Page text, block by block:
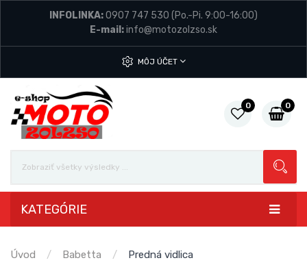
INFOLINKA:0907 747 530 (Po.-Pi. 9:00-16:00)
E-mail:info@motozolzso.sk
MÔJ ÚČET
0 0
KATEGÓRIE
Úvod Babetta Predná vidlica